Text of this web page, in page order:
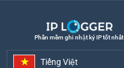
Phần mềm ghi nhật ký IP tốt nhất
Tiếng Việt